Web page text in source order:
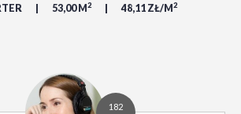
53,00 M 2 48,11 ZŁ/M 2
182